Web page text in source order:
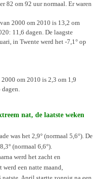
82 om 92 uur normaal. Er waren
2000 om 2010 is 13,2 om
11,6 dagen. De laagste
in Twente werd het -7,1° op
om 2010 is 2,3 om 1,9
dagen.
nat, de laatste weken
was het 2,9° (normaal 5,6°). De
(normaal 6,6°).
werd het zacht en
werd een natte maand,